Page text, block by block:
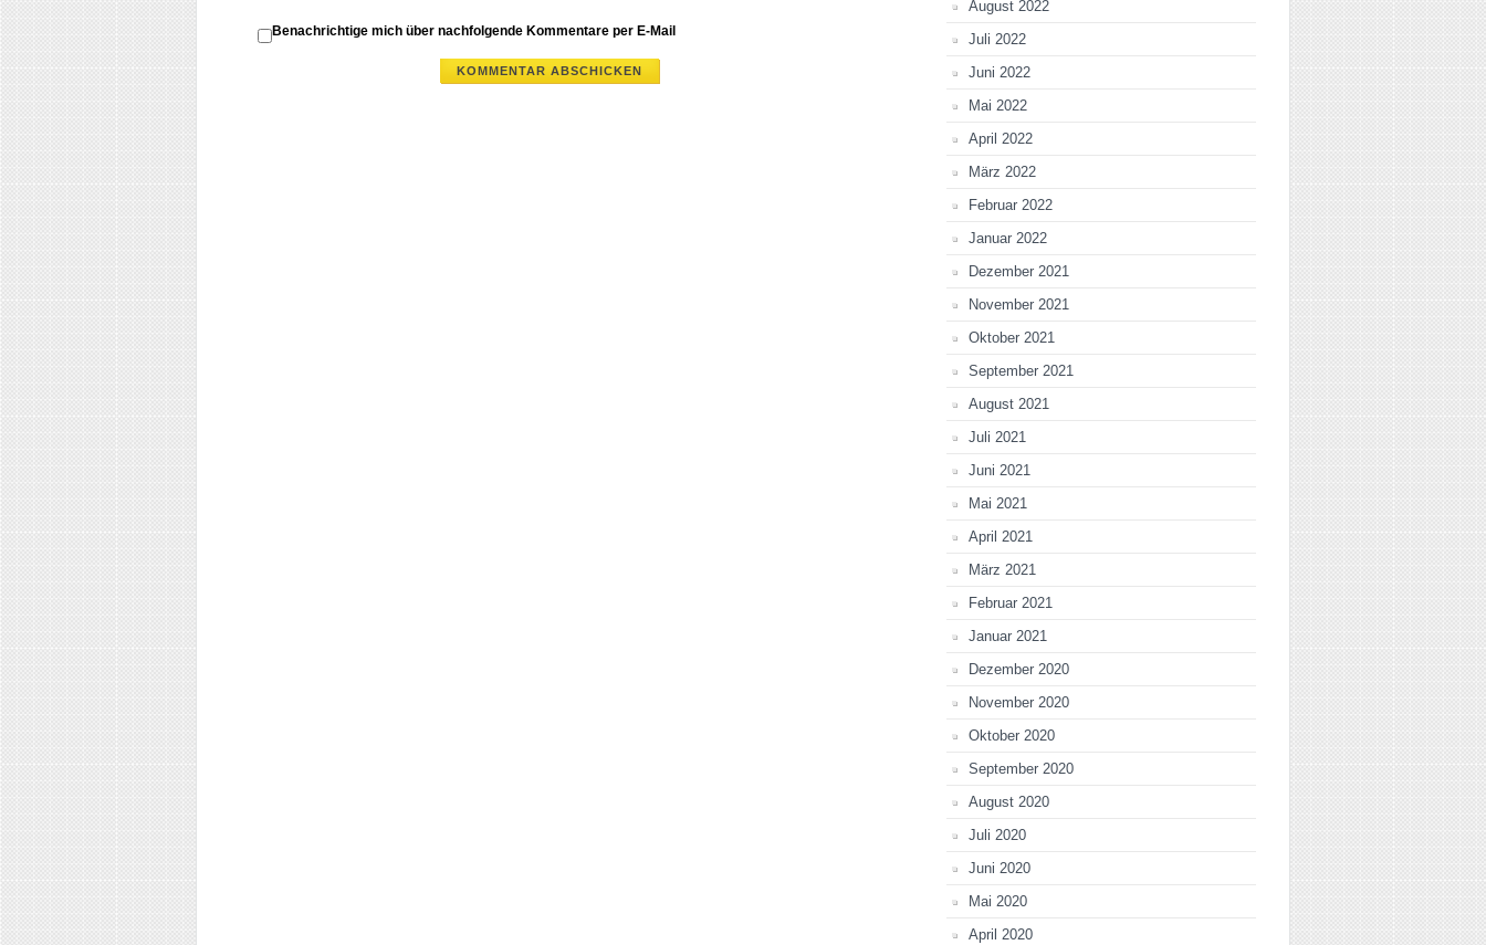
Benachrichtige mich über nachfolgende Kommentare per E-Mail
August 2022
Juli 2022
Juni 2022
Mai 2022
April 2022
März 2022
Februar 2022
Januar 2022
Dezember 2021
November 2021
Oktober 2021
September 2021
August 2021
Juli 2021
Juni 2021
Mai 2021
April 2021
März 2021
Februar 2021
Januar 2021
Dezember 2020
November 2020
Oktober 2020
September 2020
August 2020
Juli 2020
Juni 2020
Mai 2020
April 2020